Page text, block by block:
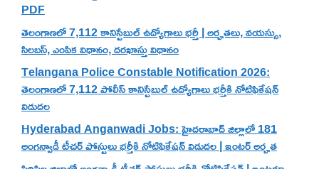
PDF
తెలంగాణలో 7,112 కానిస్టేబుల్ ఉద్యోగాలు భర్తీ | అర్హతలు, వయస్సు,
సిలబస్, ఎంపిక విధానం, దరఖాస్తు విధానం
Telangana Police Constable Notification 2026:
తెలంగాణలో 7,112 పోలీస్ కానిస్టేబుల్ ఉద్యోగాలు భర్తీకి నోటిఫికేషన్
విడుదల
Hyderabad Anganwadi Jobs: హైదరాబాద్ జిల్లాలో 181
అంగన్వాడీ టీచర్ పోస్టులు భర్తీకి నోటిఫికేషన్ విడుదల | ఇంటర్ అర్హత